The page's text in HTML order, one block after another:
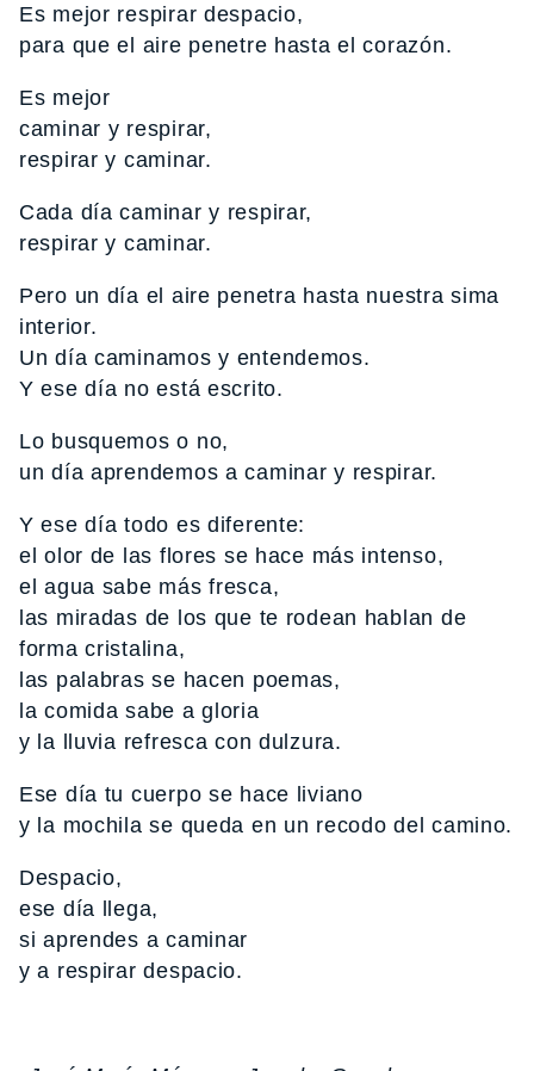
Es mejor respirar despacio,
para que el aire penetre hasta el corazón.
Es mejor
caminar y respirar,
respirar y caminar.
Cada día caminar y respirar,
respirar y caminar.
Pero un día el aire penetra hasta nuestra sima
interior.
Un día caminamos y entendemos.
Y ese día no está escrito.
Lo busquemos o no,
un día aprendemos a caminar y respirar.
Y ese día todo es diferente:
el olor de las flores se hace más intenso,
el agua sabe más fresca,
las miradas de los que te rodean hablan de
forma cristalina,
las palabras se hacen poemas,
la comida sabe a gloria
y la lluvia refresca con dulzura.
Ese día tu cuerpo se hace liviano
y la mochila se queda en un recodo del camino.
Despacio,
ese día llega,
si aprendes a caminar
y a respirar despacio.